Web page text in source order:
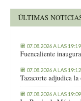
ÚLTIMAS
07.08.2026 A LAS
Fuencaliente
07.08.2026 A LAS
Tazacorte adjudica
07.08.2026 A LAS